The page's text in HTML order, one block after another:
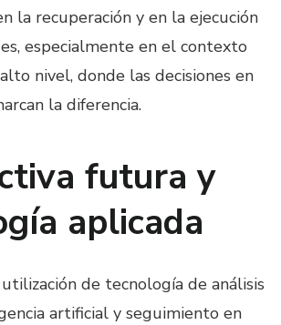
la recuperación y en la ejecución
especialmente en el contexto
nivel, donde las decisiones en
la diferencia.
futura y
aplicada
de tecnología de análisis
artificial y seguimiento en